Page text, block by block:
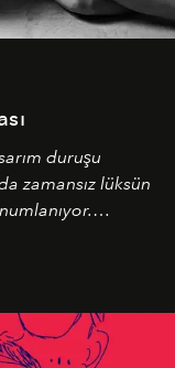
duruşu
zamansız lüksün